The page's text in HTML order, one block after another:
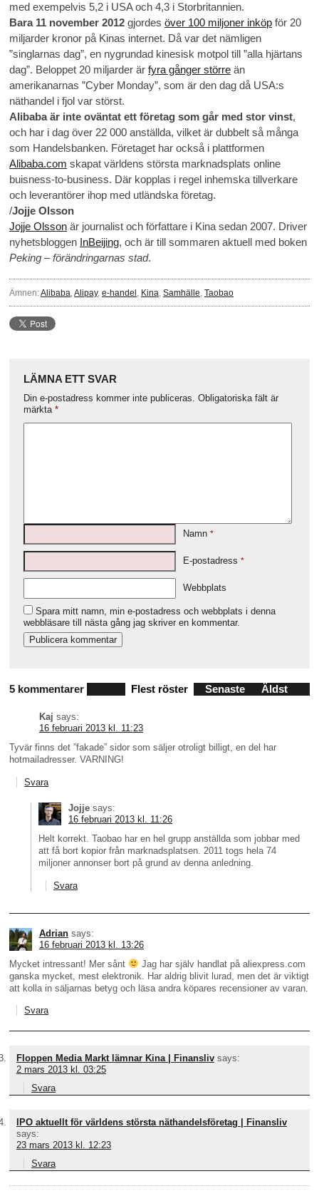
med exempelvis 5,2 i USA och 4,3 i Storbritannien.
Bara 11 november 2012 gjordes över 100 miljoner inköp för 20
miljarder kronor på Kinas internet. Då var det nämligen
”singlarnas dag”, en nygrundad kinesisk motpol till ”alla hjärtans
dag”. Beloppet 20 miljarder är fyra gånger större än
amerikanarnas ”Cyber Monday”, som är den dag då USA:s
näthandel i fjol var störst.
Alibaba är inte oväntat ett företag som går med stor vinst,
och har i dag över 22 000 anställda, vilket är dubbelt så många
som Handelsbanken. Företaget har också i plattformen
Alibaba.com skapat världens största marknadsplats online
buisness-to-business. Där kopplas i regel inhemska tillverkare
och leverantörer ihop med utländska företag.
/Jojje Olsson
Jojje Olsson är journalist och författare i Kina sedan 2007. Driver
nyhetsbloggen InBeijing, och är till sommaren aktuell med boken
Peking – förändringarnas stad.
Ämnen:Alibaba Alipay, e-handel Kina Samhälle Taobao
LÄMNA ETT SVAR
Din e-postadress kommer inte publiceras. Obligatoriska fält är
märkta *
Namn *
E-postadress *
Webbplats
Spara mitt namn, min e-postadress och webbplats i denna
webbläsare till nästa gång jag skriver en kommentar.
5 kommentarer Flest röster Senaste Äldst
Kaj says:
16 februari 2013 kl. 11:23
Tyvär finns det ”fakade” sidor som säljer otroligt billigt, en del har
hotmailadresser. VARNING!
Svara
Jojje says:
16 februari 2013 kl. 11:26
Helt korrekt. Taobao har en hel grupp anställda som jobbar med
att få bort kopior från marknadsplatsen. 2011 togs hela 74
miljoner annonser bort på grund av denna anledning.
Svara
Adrian says:
16 februari 2013 kl. 13:26
Mycket intressant! Mer sånt
Jag har själv handlat på aliexpress.com
ganska mycket, mest elektronik. Har aldrig blivit lurad, men det är viktigt
att kolla in säljarnas betyg och läsa andra köpares recensioner av varan.
Svara
Floppen Media Markt lämnar Kina | Finansliv says:
2 mars 2013 kl. 03:25
Svara
IPO aktuellt för världens största näthandelsföretag | Finansliv
says:
23 mars 2013 kl. 12:23
Svara